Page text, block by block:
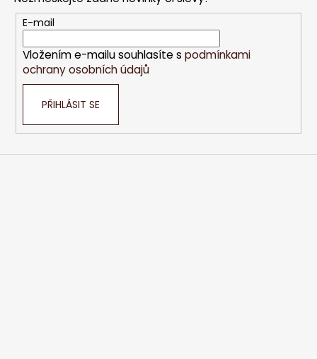
E-mail
Vložením e-mailu souhlasíte s podmínkami
ochrany osobních údajů
PŘIHLÁSIT SE